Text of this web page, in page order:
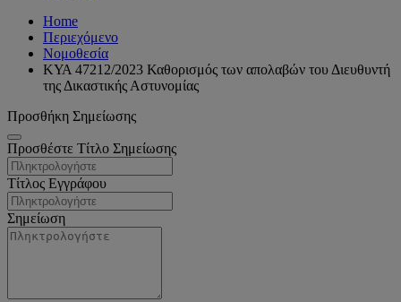
Home
Περιεχόμενο
Νομοθεσία
ΚΥΑ 47212/2023 Καθορισμός των απολαβών του Διευθυντή
της Δικαστικής Αστυνομίας
Προσθήκη Σημείωσης
Προσθέστε Τίτλο Σημείωσης
Τίτλος Εγγράφου
Σημείωση